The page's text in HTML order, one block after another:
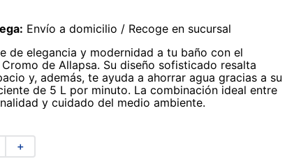
Envío a domicilio / Recoge en sucursal
de elegancia y modernidad a tu baño con el
de Allapsa. Su diseño sofisticado resalta
y, además, te ayuda a ahorrar agua gracias a su
de 5 L por minuto. La combinación ideal entre
y cuidado del medio ambiente.
＋